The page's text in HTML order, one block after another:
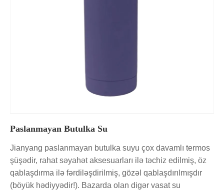
Paslanmayan Butulka Su
Jianyang paslanmayan butulka suyu çox davamlı termos
şüşədir, rahat səyahət aksesuarları ilə təchiz edilmiş, öz
qablaşdırma ilə fərdiləşdirilmiş, gözəl qablaşdırılmışdır
(böyük hədiyyədir!). Bazarda olan digər vasat su